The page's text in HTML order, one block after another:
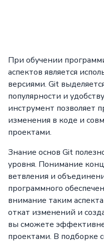
При обучении
аспектов является
версиями. Git
популярности и
инструмент позволяет
изменения в коде и
проектами.
Знание основ Git
уровня. Понимание
ветвления и
программного
внимание таким
откат изменений и
вы сможете
проектами. В подборке